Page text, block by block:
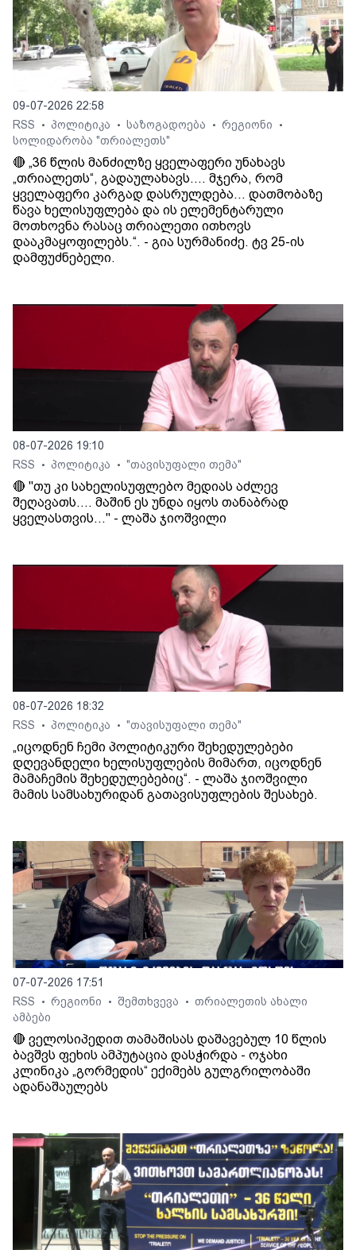
09-07-2026 22:58
RSS
• პოლიტიკა • საზოგადოება • რეგიონი •
სოლიდარობა "თრიალეთს"
🔴 „36 წლის მანძილზე ყველაფერი უნახავს
„თრიალეთს“, გადაულახავს.... მჯერა, რომ
ყველაფერი კარგად დასრულდება... დათმობაზე
წავა ხელისუფლება და ის ელემენტარული
მოთხოვნა რასაც თრიალეთი ითხოვს
დააკმაყოფილებს.“. - გია სურმანიძე. ტვ 25-ის
დამფუძნებელი.
08-07-2026 19:10
RSS
• პოლიტიკა • "თავისუფალი თემა"
🔴 "თუ კი სახელისუფლებო მედიას აძლევ
შეღავათს.... მაშინ ეს უნდა იყოს თანაბრად
ყველასთვის..." - ლაშა ჯიოშვილი
08-07-2026 18:32
RSS
• პოლიტიკა • "თავისუფალი თემა"
„იცოდნენ ჩემი პოლიტიკური შეხედულებები
დღევანდელი ხელისუფლების მიმართ, იცოდნენ
მამაჩემის შეხედულებებიც“. - ლაშა ჯიოშვილი
მამის სამსახურიდან გათავისუფლების შესახებ.
07-07-2026 17:51
RSS
• რეგიონი • შემთხვევა • თრიალეთის ახალი
ამბები
🔴 ველოსიპედით თამაშისას დაშავებულ 10 წლის
ბავშვს ფეხის ამპუტაცია დასჭირდა - ოჯახი
კლინიკა „გორმედის“ ექიმებს გულგრილობაში
ადანაშაულებს